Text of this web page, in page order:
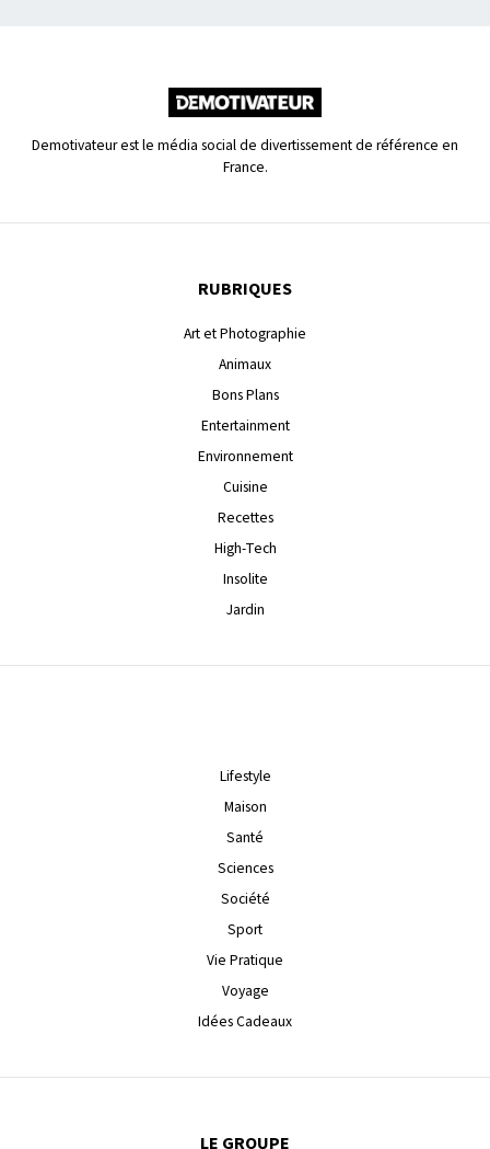
Demotivateur est le média social de divertissement de référence en
France.
RUBRIQUES
Art et Photographie
Animaux
Bons Plans
Entertainment
Environnement
Cuisine
Recettes
High-Tech
Insolite
Jardin
Lifestyle
Maison
Santé
Sciences
Société
Sport
Vie Pratique
Voyage
Idées Cadeaux
LE GROUPE